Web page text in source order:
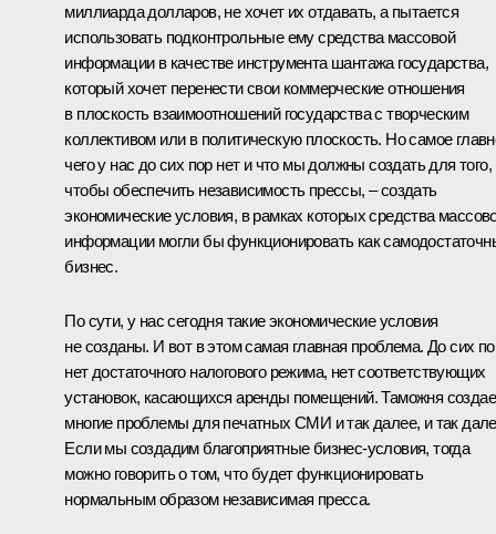
миллиарда долларов, не хочет их отдавать, а пытается
использовать подконтрольные ему средства массовой
информации в качестве инструмента шантажа государства,
который хочет перенести свои коммерческие отношения
в плоскость взаимоотношений государства с творческим
коллективом или в политическую плоскость. Но самое
чего у нас до сих пор нет и что мы должны создать для того,
чтобы обеспечить независимость прессы, – создать
экономические условия, в рамках которых средства
информации могли бы функционировать как
бизнес.
По сути, у нас сегодня такие экономические условия
не созданы. И вот в этом самая главная проблема. До сих
нет достаточного налогового режима, нет соответствующих
установок, касающихся аренды помещений. Таможня
многие проблемы для печатных СМИ и так далее, и так
Если мы создадим благоприятные бизнес-условия, тогда
можно говорить о том, что будет функционировать
нормальным образом независимая пресса.